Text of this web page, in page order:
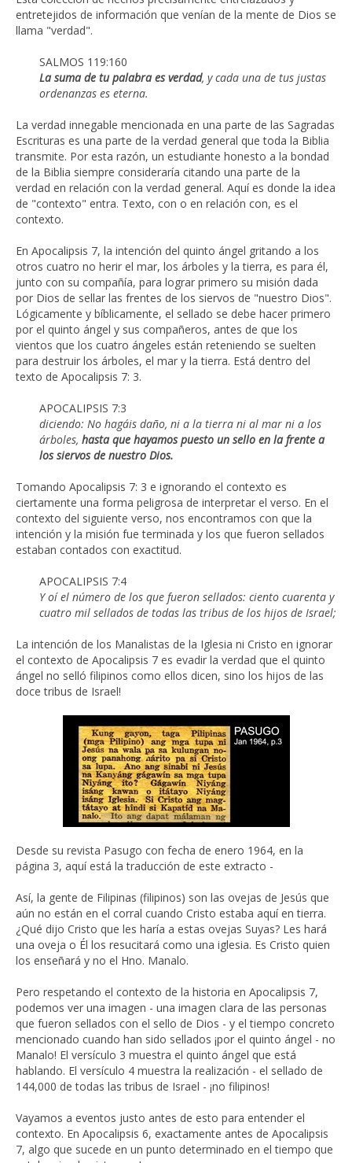
entretejidos de información que venían de la mente de Dios se
llama "verdad".
SALMOS 119:160
La suma de tu palabra es verdad, y cada una de tus justas
ordenanzas es eterna.
La verdad innegable mencionada en una parte de las Sagradas
Escrituras es una parte de la verdad general que toda la Biblia
transmite. Por esta razón, un estudiante honesto a la bondad
de la Biblia siempre consideraría citando una parte de la
verdad en relación con la verdad general. Aquí es donde la idea
de "contexto" entra. Texto, con o en relación con, es el
contexto.
En Apocalipsis 7, la intención del quinto ángel gritando a los
otros cuatro no herir el mar, los árboles y la tierra, es para él,
junto con su compañía, para lograr primero su misión dada
por Dios de sellar las frentes de los siervos de "nuestro Dios".
Lógicamente y bíblicamente, el sellado se debe hacer primero
por el quinto ángel y sus compañeros, antes de que los
vientos que los cuatro ángeles están reteniendo se suelten
para destruir los árboles, el mar y la tierra. Está dentro del
texto de Apocalipsis 7: 3.
APOCALIPSIS 7:3
diciendo: No hagáis daño, ni a la tierra ni al mar ni a los
árboles, hasta que hayamos puesto un sello en la frente a
los siervos de nuestro Dios.
Tomando Apocalipsis 7: 3 e ignorando el contexto es
ciertamente una forma peligrosa de interpretar el verso. En el
contexto del siguiente verso, nos encontramos con que la
intención y la misión fue terminada y los que fueron sellados
estaban contados con exactitud.
APOCALIPSIS 7:4
Y oí el número de los que fueron sellados: ciento cuarenta y
cuatro mil sellados de todas las tribus de los hijos de Israel;
La intención de los Manalistas de la Iglesia ni Cristo en ignorar
el contexto de Apocalipsis 7 es evadir la verdad que el quinto
ángel no selló filipinos como ellos dicen, sino los hijos de las
doce tribus de Israel!
Desde su revista Pasugo con fecha de enero 1964, en la
página 3, aquí está la traducción de este extracto -
Así, la gente de Filipinas (filipinos) son las ovejas de Jesús que
aún no están en el corral cuando Cristo estaba aquí en tierra.
¿Qué dijo Cristo que les haría a estas ovejas Suyas? Les hará
una oveja o Él los resucitará como una iglesia. Es Cristo quien
los enseñará y no el Hno. Manalo.
Pero respetando el contexto de la historia en Apocalipsis 7,
podemos ver una imagen - una imagen clara de las personas
que fueron sellados con el sello de Dios - y el tiempo concreto
mencionado cuando han sido sellados ¡por el quinto ángel - no
Manalo! El versículo 3 muestra el quinto ángel que está
hablando. El versículo 4 muestra la realización - el sellado de
144,000 de todas las tribus de Israel - ¡no filipinos!
Vayamos a eventos justo antes de esto para entender el
contexto. En Apocalipsis 6, exactamente antes de Apocalipsis
7, algo que sucede en un punto determinado en el tiempo que